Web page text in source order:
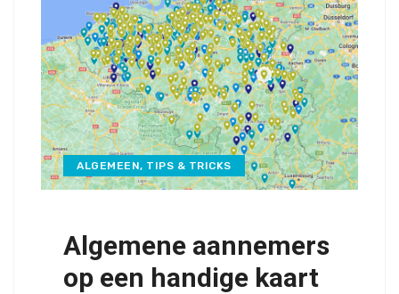
ALGEMEEN, TIPS & TRICKS
Algemene aannemers
op een handige kaart